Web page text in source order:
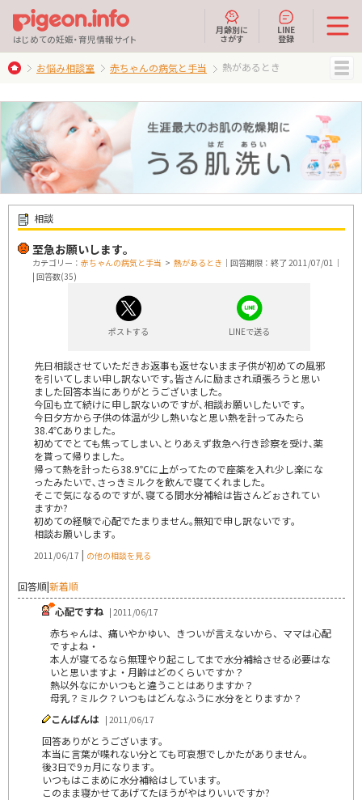
はじめての妊娠・育児情報サイト
月齢別に
さがす
LINE
登録
お悩み相談室 赤ちゃんの病気と手当 熱があるとき
相談
至急お願いします｡
カテゴリー： 赤ちゃんの病気と手当 > 熱があるとき ｜回答期限：終了 2011/07/01｜
| 回答数(35)
ポストする LINEで送る
先日相談させていただきお返事も返せないまま子供が初めての風邪
を引いてしまい申し訳ないです｡皆さんに励まされ頑張ろうと思い
ました回答本当にありがとうございました｡
今回も立て続けに申し訳ないのですが､相談お願いしたいです｡
今日夕方から子供の体温が少し熱いなと思い熱を計ってみたら
38.4℃ありました｡
初めてでとても焦ってしまい､とりあえず救急へ行き診察を受け､薬
を貰って帰りました｡
帰って熱を計ったら38.9℃に上がってたので座薬を入れ少し楽にな
ったみたいで､さっきミルクを飲んで寝てくれました｡
そこで気になるのですが､寝てる間水分補給は皆さんどぉされてい
ますか?
初めての経験で心配でたまりません｡無知で申し訳ないです｡
相談お願いします｡
2011/06/17 | の他の相談を見る
回答順|新着順
心配ですね | 2011/06/17
赤ちゃんは、痛いやかゆい、きついが言えないから、ママは心配
ですよね・
本人が寝てるなら無理やり起こしてまで水分補給させる必要はな
いと思いますよ・月齢はどのくらいですか？
熱以外なにかいつもと違うことはありますか？
母乳？ミルク？いつもはどんなふうに水分をとりますか？
こんばんは | 2011/06/17
回答ありがとうございます｡
本当に言葉が喋れない分とても可哀想でしかたがありません｡
後3日で9ヵ月になります｡
いつもはこまめに水分補給はしています｡
このまま寝かせてあげてたほうがやはりいいですか?